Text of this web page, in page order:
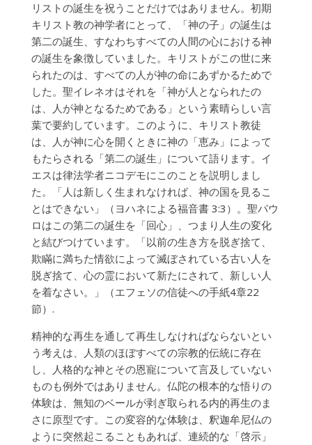
リストの誕生を祝うことだけではありません。初期
キリスト教の神学者にとって、「神の子」の誕生は
第二の誕生、すなわちすべての人間の心における神
の誕生を象徴していました。キリストがこの世に来
られたのは、すべての人が神の命にあずかるためで
した。聖イレネオはそれを「神が人となられたの
は、人が神となるためである」という素晴らしい言
葉で要約しています。このように、キリスト教徒
は、人が神に心を開くときに神の「恵み」によって
もたらされる「第二の誕生」について語ります。イ
エスは律法学者ニコデモにこのことを説明しまし
た。「人は新しく生まれなければ、神の国を見るこ
とはできない」（ヨハネによる福音書 3:3）。聖パウ
ロはこの第二の誕生を「回心」、つまり人生の変化
と結びつけています。「以前の生き方を脱ぎ捨て、
欺瞞に満ちた情欲によって滅ぼされている古い人を
脱ぎ捨て、心の霊において新たにされて、新しい人
を着なさい。」（エフェソの信徒への手紙4章22
節）.
精神的な再生を通して再生しなければならないとい
う考えは、人類のほぼすべての宗教的伝統に存在
し、人格的な神とその恩寵について言及していない
ものも例外ではありません。仏陀の根本的な悟りの
体験は、無知のベールが剥ぎ取られる内的再生のま
さに原型です。この変容的な体験は、釈迦牟尼仏の
ように突然起こることもあれば、連続的な「啓示」